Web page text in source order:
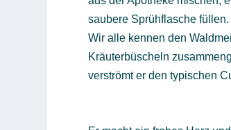
saubere Sprühflasche füllen.
Wir alle kennen den
Kräuterbüscheln
verströmt er den typischen